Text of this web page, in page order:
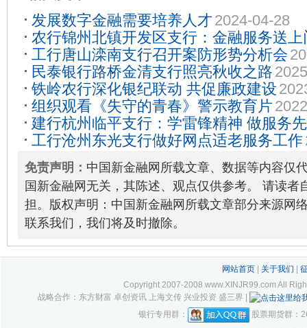
发展数字金融需要培养人才2024-04-28
农行锦州北镇开发区支行：金融服务送
心2025-12-29
工行唐山滦南支行召开案防形势分析会
民泰银行路桥金清支行照亮秋收之路
铁岭农行深化银纪联动 共促廉政建设
组织观看《失守的青春》警示教育片
建行杭州临平支行：学雷锋精神 做服务
工行沧州东光支行做好网点适老服务工作
免责声明： 中国新金融网所载文章、数据等内容仅
国新金融网无关，其陈述、观点仅供参考。 请读者
担。版权声明：中国新金融网所载文章部分来源网
联系我们，我们将及时撤除。
网站首页| 关于我们
Copyright 2007-2008 www.XINJR99.com All
战略合作：东方财富 卓创资讯 上海文传 兴业投资 盛三界 |
银行专用群：
股票期货群：